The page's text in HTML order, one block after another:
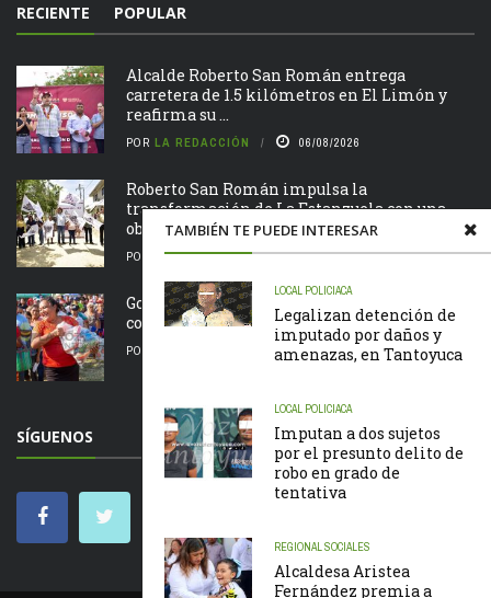
TAMBIÉN TE PUEDE INTERESAR
LOCAL POLICIACA
Legalizan detención de
imputado por daños y
amenazas, en Tantoyuca
LOCAL POLICIACA
Imputan a dos sujetos
por el presunto delito de
robo en grado de
tentativa
REGIONALSOCIALES
Alcaldesa Aristea
Fernández premia a
RECIENTE POPULAR
Alcalde Roberto San Román entrega
carretera de 1.5 kilómetros en El Limón y
reafirma su ...
POR LA REDACCIÓN 06/08/2026
Roberto San Román impulsa la
transformación de La Estanzuela con una
obra que salda una ...
POR LA REDACCIÓN 06/08/2026
Gobierno de Chontla apoya a familias de la
comunidad de San Juan
POR 05/08/2026
SÍGUENOS